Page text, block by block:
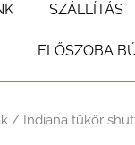
SZÁLLÍTÁS
ELŐSZOBA
/ Indiana tükör